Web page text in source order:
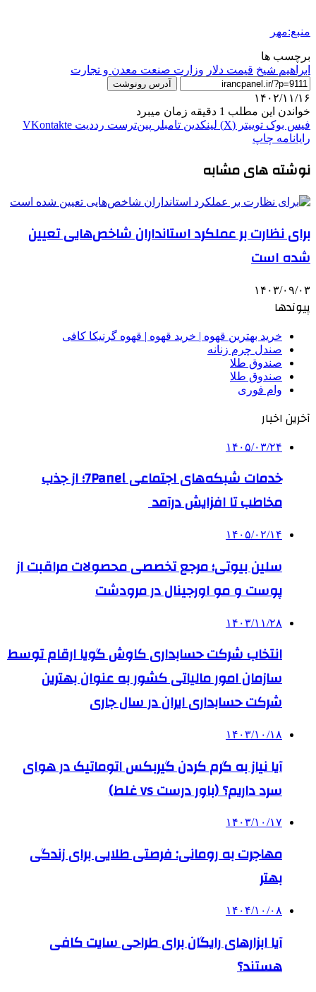
منبع:مهر
برچسب ها
ابراهیم شیخ قیمت دلار وزارت صنعت معدن و تجارت
آدرس رونوشت
۱۴۰۲/۱۱/۱۶
خواندن این مطلب 1 دقیقه زمان میبرد
فیس بوک توییتر (X) لینکدین ‫تامبلر ‫پین‌ترست ‫رددیت ‫VKontakte
رایانامه چاپ
نوشته های مشابه
برای نظارت بر عملکرد استانداران شاخص‌هایی تعیین
شده است
۱۴۰۳/۰۹/۰۳
پیوندها
خرید بهترین قهوه | خرید قهوه | قهوه گرنیکا کافی
صندل چرم زنانه
صندوق طلا
صندوق طلا
وام فوری
آخرین اخبار
۱۴۰۵/۰۳/۲۴
خدمات شبکه‌های اجتماعی 7Panel؛ از جذب
مخاطب تا افزایش درآمد
۱۴۰۵/۰۲/۱۴
سلین بیوتی؛ مرجع تخصصی محصولات مراقبت از
پوست و مو اورجینال در مرودشت
۱۴۰۳/۱۱/۲۸
انتخاب شرکت حسابداری کاوش گویا ارقام توسط
سازمان امور مالیاتی کشور به عنوان بهترین
شرکت حسابداری ایران در سال جاری
۱۴۰۳/۱۰/۱۸
آیا نیاز به گرم کردن گیربکس اتوماتیک در هوای
سرد داریم؟ (باور درست vs غلط)
۱۴۰۳/۱۰/۱۷
مهاجرت به رومانی: فرصتی طلایی برای زندگی
بهتر
۱۴۰۴/۱۰/۰۸
آیا ابزارهای رایگان برای طراحی سایت کافی
هستند؟